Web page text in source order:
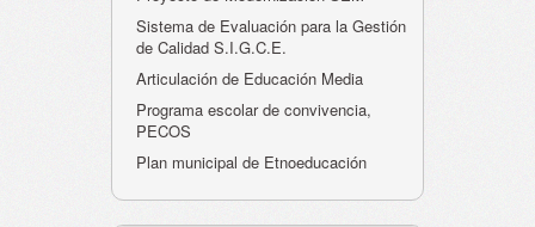
Sistema de Evaluación para la Gestión
de Calidad S.I.G.C.E.
Articulación de Educación Media
Programa escolar de convivencia,
PECOS
Plan municipal de Etnoeducación